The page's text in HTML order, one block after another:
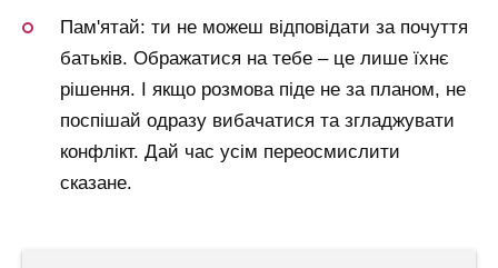
Пам'ятай: ти не можеш відповідати за почуття
батьків. Ображатися на тебе – це лише їхнє
рішення. І якщо розмова піде не за планом, не
поспішай одразу вибачатися та згладжувати
конфлікт. Дай час усім переосмислити
сказане.